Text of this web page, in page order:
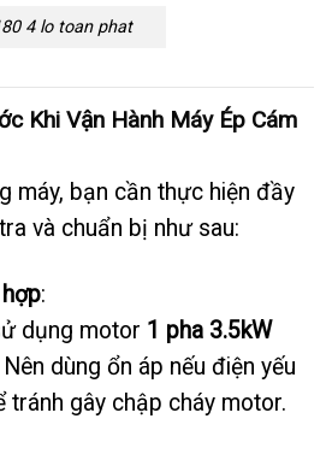
4 lo toan phat
Khi Vận Hành Máy Ép Cám
máy, bạn cần thực hiện đầy
và chuẩn bị như sau:
:
dụng motor 1 pha 3.5kW
Nên dùng ổn áp nếu điện yếu
tránh gây chập cháy motor.